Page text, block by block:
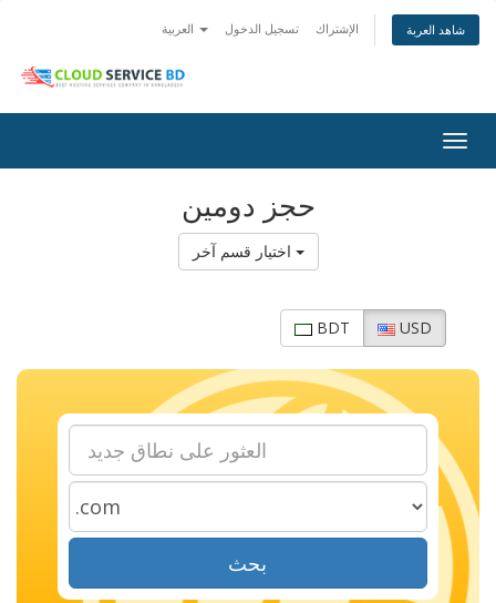
تسجيل الدخول الإشتراك شاهد العربة
حجز دومين
BDT USD
بحث